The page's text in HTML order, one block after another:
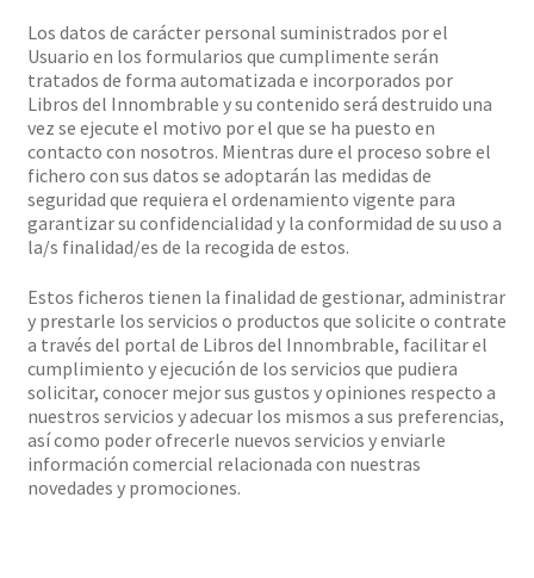
Los datos de carácter personal suministrados por el
Usuario en los formularios que cumplimente serán
tratados de forma automatizada e incorporados por
Libros del Innombrable y su contenido será destruido una
vez se ejecute el motivo por el que se ha puesto en
contacto con nosotros. Mientras dure el proceso sobre el
fichero con sus datos se adoptarán las medidas de
seguridad que requiera el ordenamiento vigente para
garantizar su confidencialidad y la conformidad de su uso a
la/s finalidad/es de la recogida de estos.
Estos ficheros tienen la finalidad de gestionar, administrar
y prestarle los servicios o productos que solicite o contrate
a través del portal de Libros del Innombrable, facilitar el
cumplimiento y ejecución de los servicios que pudiera
solicitar, conocer mejor sus gustos y opiniones respecto a
nuestros servicios y adecuar los mismos a sus preferencias,
así como poder ofrecerle nuevos servicios y enviarle
información comercial relacionada con nuestras
novedades y promociones.